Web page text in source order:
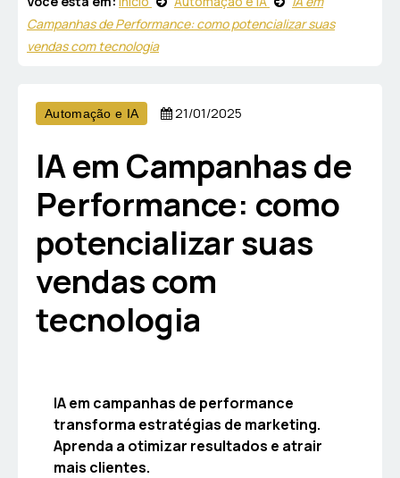
Campanhas de Performance: como potencializar suas
vendas com tecnologia
Automação e IA 21/01/2025
IA em Campanhas de
Performance: como
potencializar suas
vendas com
tecnologia
IA em campanhas de performance
transforma estratégias de marketing.
Aprenda a otimizar resultados e atrair
mais clientes.